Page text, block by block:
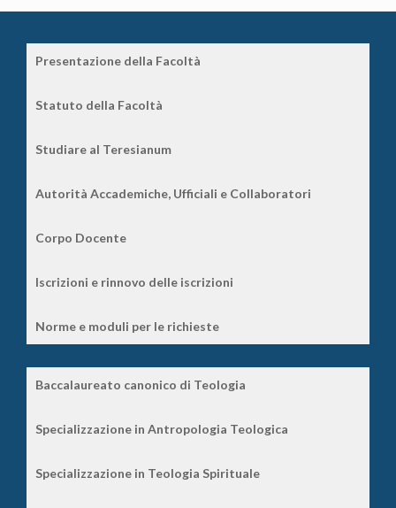
Presentazione della Facoltà
Statuto della Facoltà
Studiare al Teresianum
Autorità Accademiche, Ufficiali e Collaboratori
Corpo Docente
Iscrizioni e rinnovo delle iscrizioni
Norme e moduli per le richieste
Baccalaureato canonico di Teologia
Specializzazione in Antropologia Teologica
Specializzazione in Teologia Spirituale